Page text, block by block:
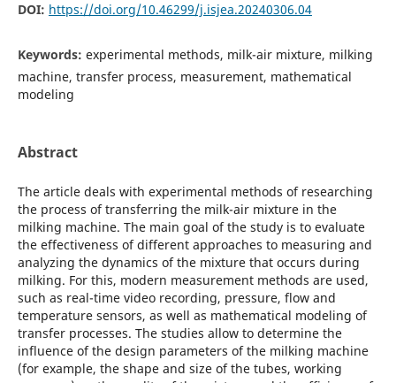
DOI: https://doi.org/10.46299/j.isjea.20240306.04
Keywords: experimental methods, milk-air mixture, milking
machine, transfer process, measurement, mathematical
modeling
Abstract
The article deals with experimental methods of researching
the process of transferring the milk-air mixture in the
milking machine. The main goal of the study is to evaluate
the effectiveness of different approaches to measuring and
analyzing the dynamics of the mixture that occurs during
milking. For this, modern measurement methods are used,
such as real-time video recording, pressure, flow and
temperature sensors, as well as mathematical modeling of
transfer processes. The studies allow to determine the
influence of the design parameters of the milking machine
(for example, the shape and size of the tubes, working